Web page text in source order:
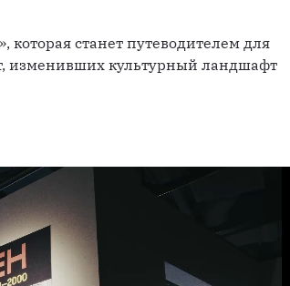
которая станет путеводителем для
изменивших культурный ландшафт